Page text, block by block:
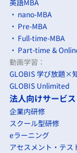
英語MBA
nano-MBA
Pre-MBA
Full-time-MBA
Part-time &
動画学習：
GLOBIS 学び放題×
GLOBIS Unlimited
法人向けサービス
企業内研修
スクール型研修
eラーニング
アセスメント・テス